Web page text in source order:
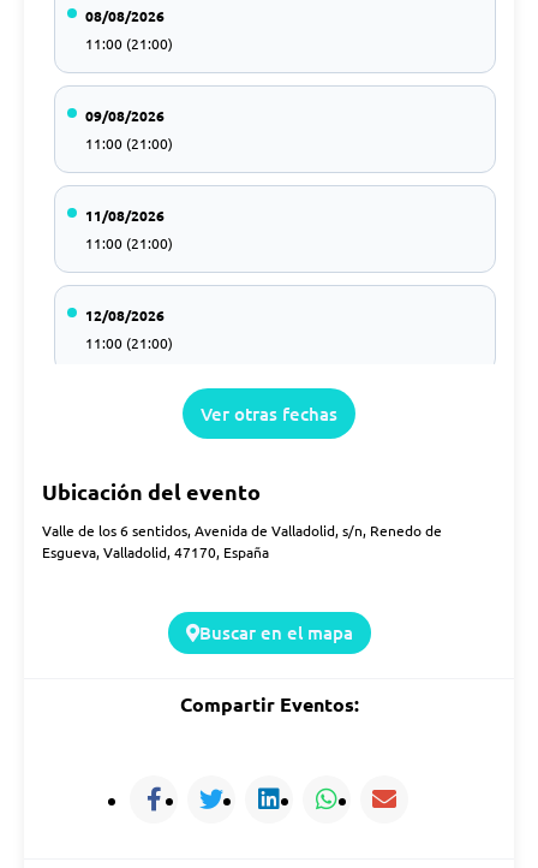
08/08/2026
11:00 (21:00)
09/08/2026
11:00 (21:00)
11/08/2026
11:00 (21:00)
12/08/2026
11:00 (21:00)
11:00 (21:00)
11:00 (21:00)
18/08/2026
Ver otras fechas
Ubicación del evento
Valle de los 6 sentidos, Avenida de Valladolid, s/n, Renedo de
Esgueva, Valladolid, 47170, España
Buscar en el mapa
Compartir Eventos: